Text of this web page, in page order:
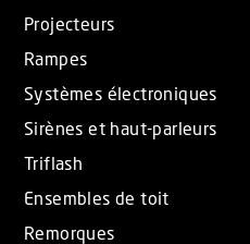
Projecteurs
Rampes
Systèmes électroniques
Sirènes et haut-parleurs
Triflash
Ensembles de toit
Remorques